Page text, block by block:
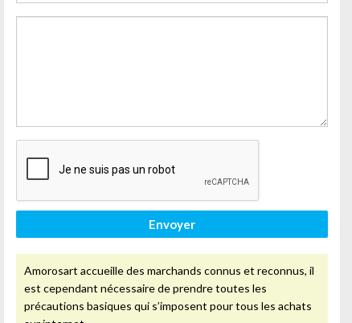
Envoyer
Amorosart accueille des marchands connus et reconnus, il
est cependant nécessaire de prendre toutes les
précautions basiques qui s’imposent pour tous les achats